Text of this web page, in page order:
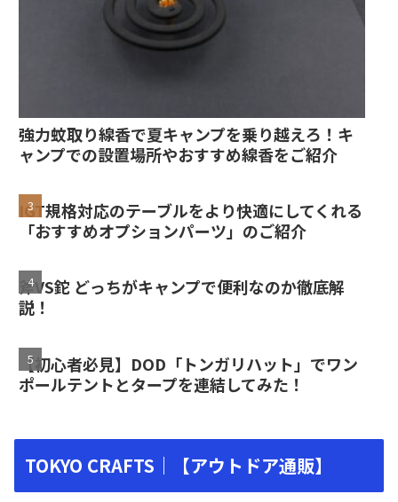
強力蚊取り線香で夏キャンプを乗り越えろ！キ
ャンプでの設置場所やおすすめ線香をご紹介
IGT規格対応のテーブルをより快適にしてくれる
「おすすめオプションパーツ」のご紹介
斧VS鉈 どっちがキャンプで便利なのか徹底解
説！
【初心者必見】DOD「トンガリハット」でワン
ポールテントとタープを連結してみた！
TOKYO CRAFTS｜【アウトドア通販】